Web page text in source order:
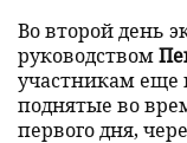
Во второй день
руководством
участникам еще
поднятые во
первого дня,